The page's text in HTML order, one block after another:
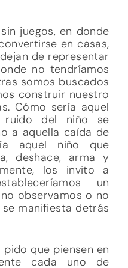
juegos, en donde
en casas,
de representar
no tendríamos
somos buscados
construir nuestro
Cómo sería aquel
del niño se
a aquella caída de
aquel niño que
deshace, arma y
los invito a
un
observamos o no
manifiesta detrás
que piensen en
cada uno de